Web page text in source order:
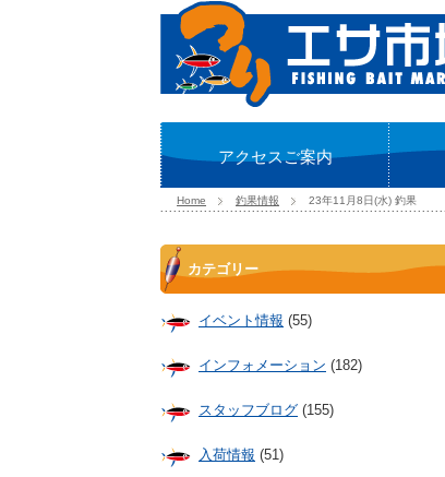
アクセスご案内
Home 釣果情報 23年11月8日(水) 釣果
カテゴリー
イベント情報 (55)
インフォメーション (182)
スタッフブログ (155)
入荷情報 (51)